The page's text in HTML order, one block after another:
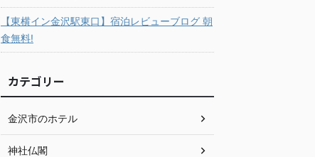
【東横イン金沢駅東口】宿泊レビューブログ 朝
食無料!
カテゴリー
金沢市のホテル
神社仏閣